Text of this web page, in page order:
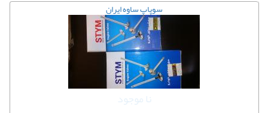
سوپاپ ساوه ایران
نا موجود